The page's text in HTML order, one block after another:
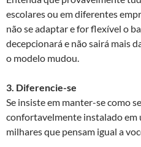
escolares ou em diferentes
não se adaptar e for flexível o
decepcionará e não sairá mais
o modelo mudou.
3. Diferencie-se
Se insiste em manter-se como
confortavelmente instalado em
milhares que pensam igual a